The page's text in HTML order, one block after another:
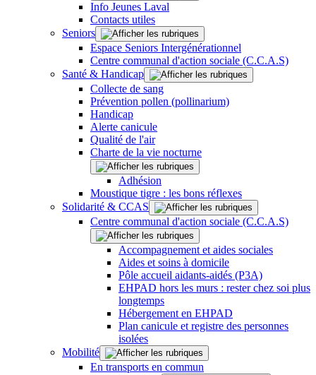
Info Jeunes Laval
Contacts utiles
Seniors
Espace Seniors Intergénérationnel
Centre communal d'action sociale (C.C.A.S)
Santé & Handicap
Collecte de sang
Prévention pollen (pollinarium)
Handicap
Alerte canicule
Qualité de l'air
Charte de la vie nocturne
Adhésion
Moustique tigre : les bons réflexes
Solidarité & CCAS
Centre communal d'action sociale (C.C.A.S)
Accompagnement et aides sociales
Aides et soins à domicile
Pôle accueil aidants-aidés (P3A)
EHPAD hors les murs : rester chez soi plus
longtemps
Hébergement en EHPAD
Plan canicule et registre des personnes
isolées
Mobilité
En transports en commun